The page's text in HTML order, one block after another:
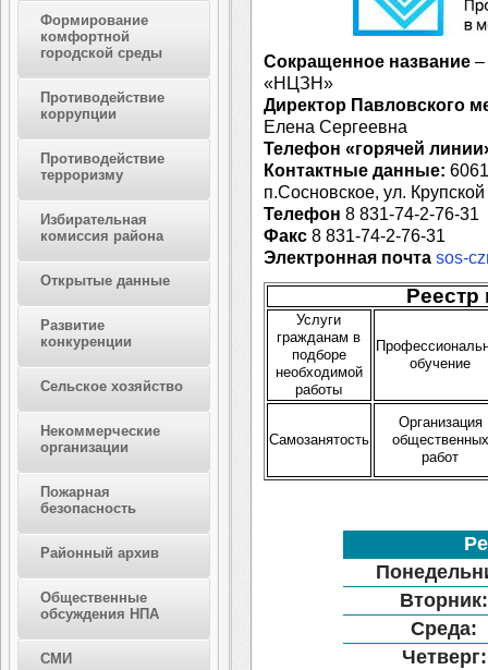
Формирование
комфортной
городской среды
Противодействие
коррупции
Противодействие
терроризму
Избирательная
комиссия района
Открытые данные
Развитие
конкуренции
Сельское хозяйство
Некоммерческие
организации
Пожарная
безопасность
Районный архив
Общественные
обсуждения НПА
СМИ
Сокращенное название–
«НЦЗН»
Директор Павловского
Елена Сергеевна
Телефон «горячей
Контактные данные:
п.Сосновское, ул.
Телефон 8 831-74-2-76-31
Факс8 831-74-2-76-31
Электронная почта sos-
Реестр
Услуги
гражданам в
подборе
необходимой
работы
обучение
Самозанятость
Организация
общественных
работ
Вторник:
Среда:
Четверг: